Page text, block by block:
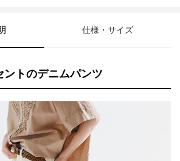
仕様・サイズ
ントのデニムパンツ